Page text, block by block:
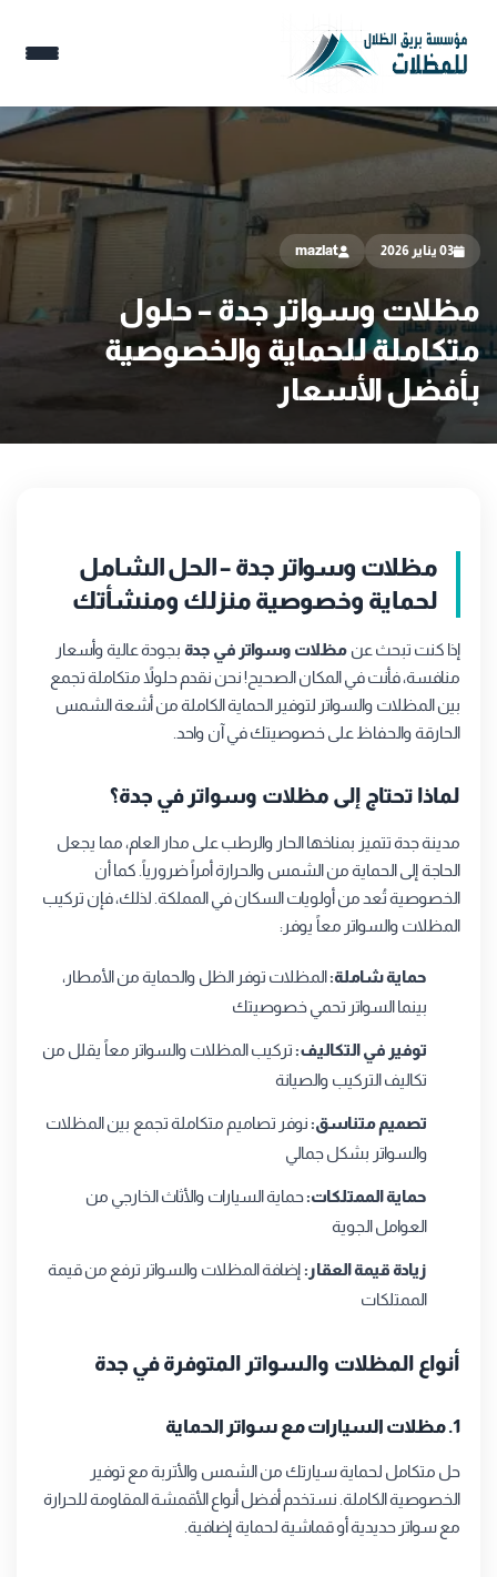
03 يناير 2026 mazlat
مظلات وسواتر جدة – حلول
متكاملة للحماية والخصوصية
بأفضل الأسعار
مظلات وسواتر جدة – الحل الشامل
لحماية وخصوصية منزلك ومنشأتك
إذا كنت تبحث عن مظلات وسواتر في جدة بجودة عالية وأسعار
منافسة، فأنت في المكان الصحيح! نحن نقدم حلولاً متكاملة تجمع
بين المظلات والسواتر لتوفير الحماية الكاملة من أشعة الشمس
الحارقة والحفاظ على خصوصيتك في آن واحد.
لماذا تحتاج إلى مظلات وسواتر في جدة؟
مدينة جدة تتميز بمناخها الحار والرطب على مدار العام، مما يجعل
الحاجة إلى الحماية من الشمس والحرارة أمراً ضرورياً. كما أن
الخصوصية تُعد من أولويات السكان في المملكة. لذلك، فإن تركيب
المظلات والسواتر معاً يوفر:
حماية شاملة:المظلات توفر الظل والحماية من الأمطار،
بينما السواتر تحمي خصوصيتك
توفير في التكاليف: تركيب المظلات والسواتر معاً يقلل من
تكاليف التركيب والصيانة
تصميم متناسق: نوفر تصاميم متكاملة تجمع بين المظلات
والسواتر بشكل جمالي
حماية الممتلكات:حماية السيارات والأثاث الخارجي من
العوامل الجوية
زيادة قيمة العقار: إضافة المظلات والسواتر ترفع من قيمة
الممتلكات
أنواع المظلات والسواتر المتوفرة في جدة
1. مظلات السيارات مع سواتر الحماية
حل متكامل لحماية سيارتك من الشمس والأتربة مع توفير
الخصوصية الكاملة. نستخدم أفضل أنواع الأقمشة المقاومة للحرارة
مع سواتر حديدية أو قماشية لحماية إضافية.